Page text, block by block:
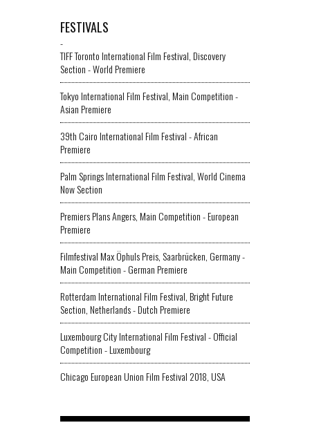
FESTIVALS
-
TIFF Toronto International Film Festival, Discovery
Section - World Premiere
Tokyo International Film Festival, Main Competition -
Asian Premiere
39th Cairo International Film Festival - African
Premiere
Palm Springs International Film Festival, World Cinema
Now Section
Premiers Plans Angers, Main Competition - European
Premiere
Filmfestival Max Öphuls Preis, Saarbrücken, Germany -
Main Competition - German Premiere
Rotterdam International Film Festival, Bright Future
Section, Netherlands - Dutch Premiere
Luxembourg City International Film Festival - Official
Competition - Luxembourg
Chicago European Union Film Festival 2018, USA